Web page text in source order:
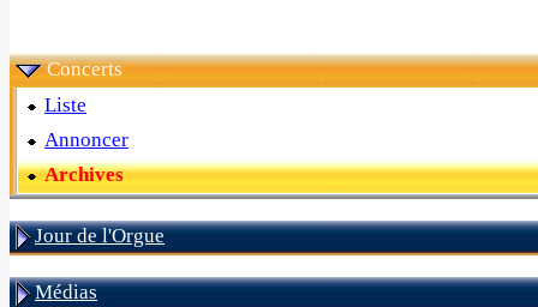
Concerts
Liste
Annoncer
Archives
Jour de l'Orgue
Médias